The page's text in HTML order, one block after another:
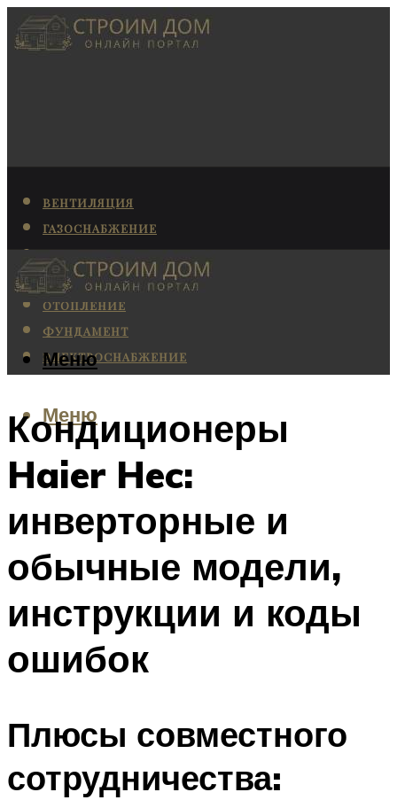
ВЕНТИЛЯЦИЯ
ГАЗОСНАБЖЕНИЕ
КАНАЛИЗАЦИЯ
КОНДИЦИОНИРОВАНИЕ
ОТОПЛЕНИЕ
ФУНДАМЕНТ
ЭЛЕКТРОСНАБЖЕНИЕ
Меню
Меню
Кондиционеры
Haier Hec:
инверторные и
обычные модели,
инструкции и коды
ошибок
Плюсы совместного
сотрудничества: